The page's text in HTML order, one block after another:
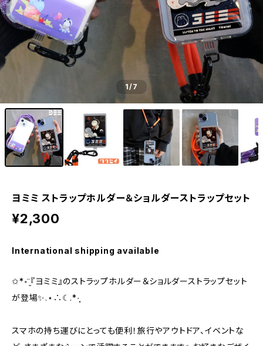
1/7
ヨミミ ストラップホルダー＆ショルダーストラップセット
¥2,300
International shipping available
✩*॰¨̮『ヨミミ』のストラップホルダー＆ショルダーストラップセット
が登場✨.⋆∴☾︎.*·̩͙
スマホの持ち運びにとっても便利！旅行やアウトドア、イベントな